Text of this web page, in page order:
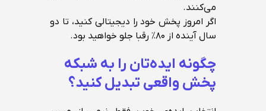
می‌کنند.
اگر امروز پخش خود را دیجیتالی کنید، تا دو
سال آینده از ۸۰٪ رقبا جلو خواهید بود.
چگونه ایده‌تان را به شبکه
پخش واقعی تبدیل کنید؟